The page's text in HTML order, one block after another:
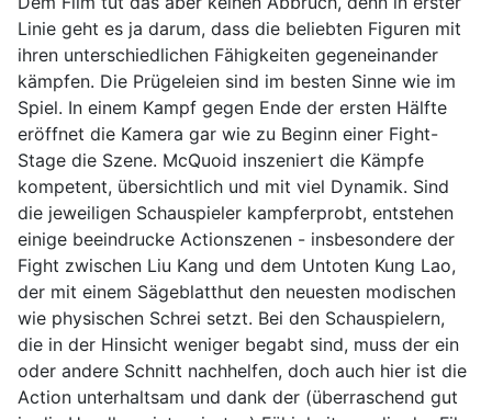
Linie geht es ja darum, dass die beliebten Figuren mit
ihren unterschiedlichen Fähigkeiten gegeneinander
kämpfen. Die Prügeleien sind im besten Sinne wie im
Spiel. In einem Kampf gegen Ende der ersten Hälfte
eröffnet die Kamera gar wie zu Beginn einer Fight-
Stage die Szene. McQuoid inszeniert die Kämpfe
kompetent, übersichtlich und mit viel Dynamik. Sind
die jeweiligen Schauspieler kampferprobt, entstehen
einige beeindrucke Actionszenen - insbesondere der
Fight zwischen Liu Kang und dem Untoten Kung Lao,
der mit einem Sägeblatthut den neuesten modischen
wie physischen Schrei setzt. Bei den Schauspielern,
die in der Hinsicht weniger begabt sind, muss der ein
oder andere Schnitt nachhelfen, doch auch hier ist die
Action unterhaltsam und dank der (überraschend gut